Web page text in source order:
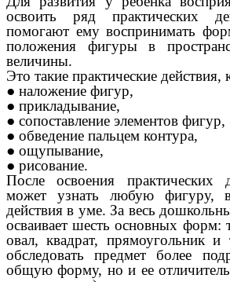
освоить ряд практических
помогают ему воспринимать
положения фигуры в
величины.
Это такие практические действия,
● наложение фигур,
● прикладывание,
● сопоставление элементов фигур,
● обведение пальцем контура,
● ощупывание,
● рисование.
После освоения практических
может узнать любую фигуру,
действия в уме. За весь
осваивает шесть основных форм:
овал, квадрат, прямоугольник
обследовать предмет более
общую форму, но и ее